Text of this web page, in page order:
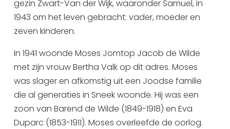
De leukste routes
Interactieve plattegrond van Sneek
Bootverhuur
gezin Zwart-Van der Wijk, waaronder Samuel, in
1943 om het leven gebracht: vader, moeder en
zeven kinderen.
In 1941 woonde Moses Jomtop Jacob de Wilde
met zijn vrouw Bertha Valk op dit adres. Moses
was slager en afkomstig uit een Joodse familie
die al generaties in Sneek woonde. Hij was een
zoon van Barend de Wilde (1849-1918) en Eva
Duparc (1853-1911). Moses overleefde de oorlog.